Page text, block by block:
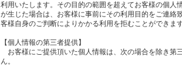
利用いたします。その目的の範囲を超えてお客様の個人
が生じた場合は、お客様に事前にその利用目的をご連絡
客様自身のご判断によりかかる利用を拒むことができま
【個人情報の第三者提供】
お客様にご提供頂いた個人情報は、次の場合を除き第
ん。